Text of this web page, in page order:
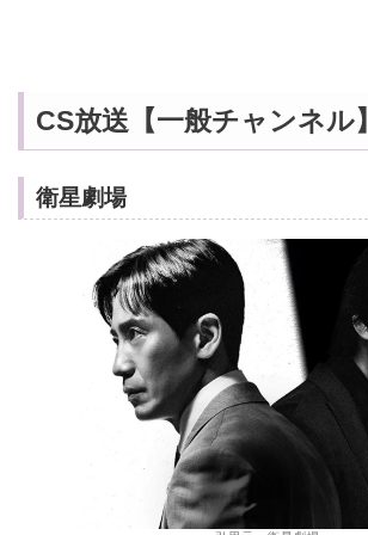
CS放送【一般チャンネル】
衛星劇場